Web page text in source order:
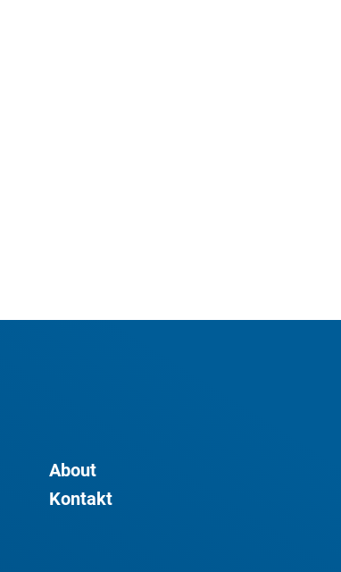
About
Kontakt